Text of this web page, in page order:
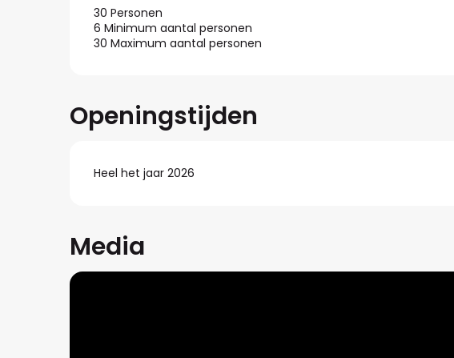
30 Personen
6 Minimum aantal personen
30 Maximum aantal personen
Openingstijden
Heel het jaar 2026
Media